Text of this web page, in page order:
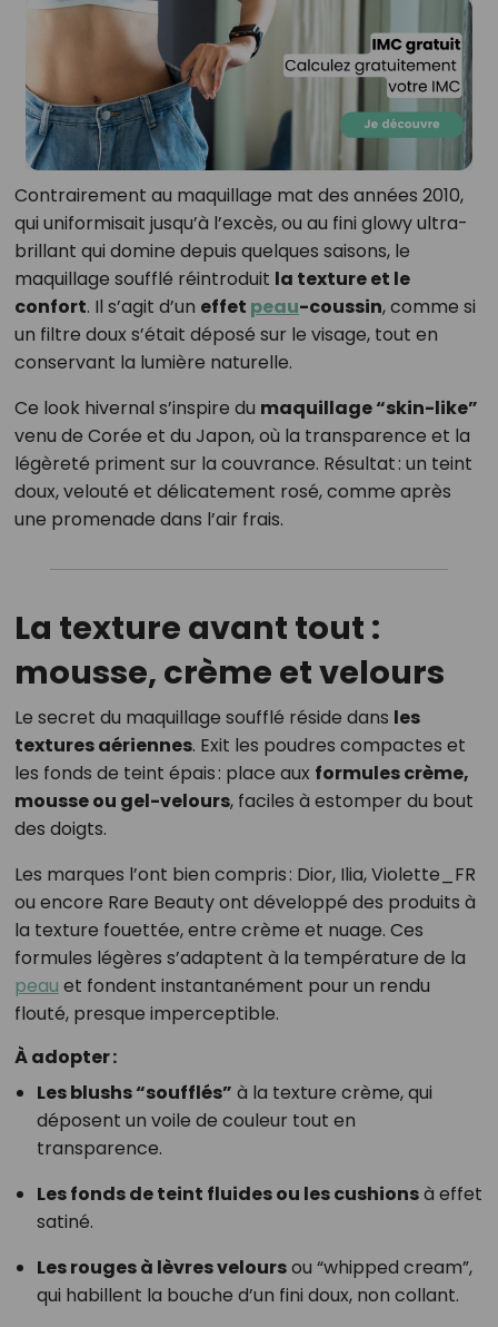
Contrairement au maquillage mat des années 2010,
qui uniformisait jusqu’à l’excès, ou au fini glowy ultra-
brillant qui domine depuis quelques saisons, le
maquillage soufflé réintroduit la texture et le
confort. Il s’agit d’un effet peau-coussin, comme si
un filtre doux s’était déposé sur le visage, tout en
conservant la lumière naturelle.
Ce look hivernal s’inspire du maquillage “skin-like”
venu de Corée et du Japon, où la transparence et la
légèreté priment sur la couvrance. Résultat : un teint
doux, velouté et délicatement rosé, comme après
une promenade dans l’air frais.
La texture avant tout :
mousse, crème et velours
Le secret du maquillage soufflé réside dans les
textures aériennes. Exit les poudres compactes et
les fonds de teint épais : place aux formules crème,
mousse ou gel-velours, faciles à estomper du bout
des doigts.
Les marques l’ont bien compris : Dior, Ilia, Violette_FR
ou encore Rare Beauty ont développé des produits à
la texture fouettée, entre crème et nuage. Ces
formules légères s’adaptent à la température de la
peau et fondent instantanément pour un rendu
flouté, presque imperceptible.
À adopter :
Les blushs “soufflés” à la texture crème, qui
déposent un voile de couleur tout en
transparence.
Les fonds de teint fluides ou les cushionsà effet
satiné.
Les rouges à lèvres veloursou “whipped cream”,
qui habillent la bouche d’un fini doux, non collant.